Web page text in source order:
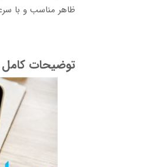
ظاهر مناسب و با
توضیحات